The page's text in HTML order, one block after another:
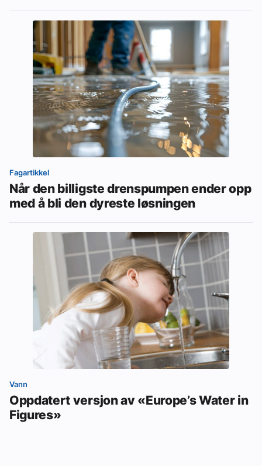
Fagartikkel
Når den billigste drenspumpen ender opp
med å bli den dyreste løsningen
Vann
Oppdatert versjon av «Europe’s Water in
Figures»